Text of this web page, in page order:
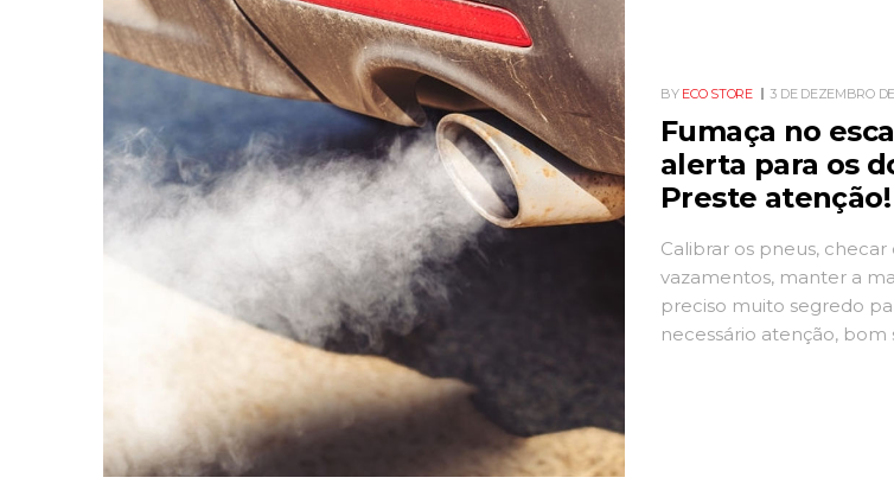
BY ECO STORE 3 DE DEZEMBRO
Fumaça no
alerta para os
Preste atenção!
Calibrar os pneus,
vazamentos, manter a
preciso muito segredo
necessário atenção,